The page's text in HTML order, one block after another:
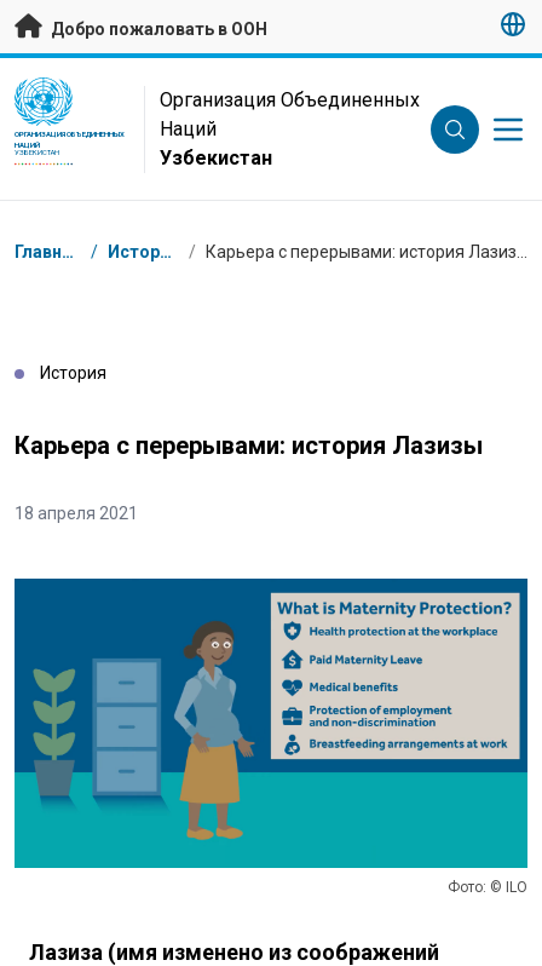
Перейти к основному содержанию
Добро пожаловать в ООН
UN Logo
ОРГАНИЗАЦИЯ ОБЪЕДИНЕННЫХ
НАЦИЙ
УЗБЕКИСТАН
Организация Объединенных
Наций
Узбекистан
Навигационная цепочка
Главная / Истории /
История
Карьера с перерывами: история Лазизы
18 апреля 2021
Фото: © ILO
Лазиза (имя изменено из соображений